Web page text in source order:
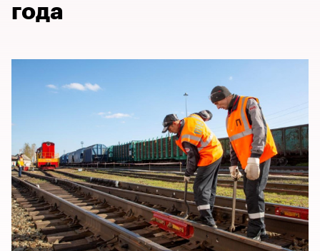
года